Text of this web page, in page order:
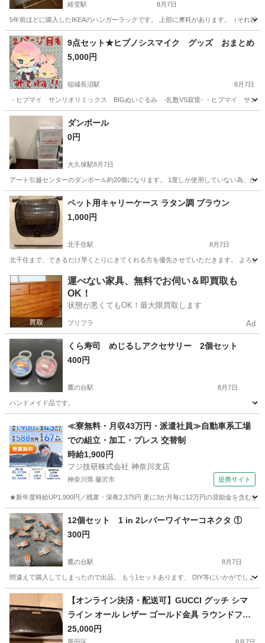
経堂駅 8月7日
5年前ほどに購入したIKEAのハンガーラックです。 上部に摩耗があります。（それ以
東京 世田谷区 経堂駅 その他 MULIG
9点セット★ヒプノシスマイク グッズ おまとめ
5,000円
稲城長沼駅 8月7日
・ヒプマイ サンリオリミックス BIGぬいぐるみ -乱数VS寂雷- ・ヒプマイ サン
東京 稲城市 稲城長沼駅
ダンボール
0円
大久保駅8月7日
アート引越センターのダンボール約20個になります。 1度しか使用していない為、か
東京 新宿区 大久保駅 その他 ダンボール
ペット用キャリーケース ラタン調 ブラウン
1,000円
北千住駅 8月7日
北千住まで、できるだけ早くとりにきてくれる方を優先させていただきます。 よろし
東京 足立区 北千住駅 その他
運べない家具、無料でお伺い＆即買取も
OK！
状態が悪くてもOK！最大限買取します
プリフラ Ad
くら寿司 めじるしアクセサリー 2個セット
400円
鷹の台駅 8月7日
ハンドメイド品です。
鷹の台駅 その他 くら寿司
≪寮無料・月収43万円・派遣社員≫自動車系工場
での組立・加工・プレス 交替制
時給1,900円
フジ技研株式会社 神奈川支店
神奈川県 藤沢市 提携サイト
★新年度時給UP1,900円／残業・深夜2,375円 更に3か月毎に12万円の奨励金を含む
神奈川 藤沢市 その他
12個セット 1 in 2レバーワイヤーコネクタ ①
300円
鷹の台駅 8月7日
間違えて購入してしまったので出品。 もう1セットあります、 DIY等にいかがでしょう
東京 国分寺市 鷹の台駅 その他 DIY
【オンライン決済・配送可】GUCCI グッチ シマ
ライン オール レザー ゴールド金具 ラウンドファ
スナー 長財布 黒★
25,000円